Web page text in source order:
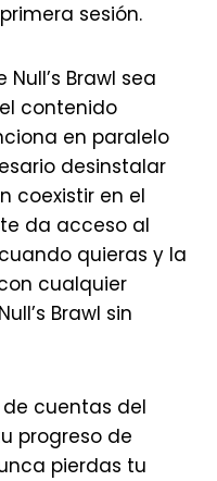
sesión.
Brawl sea
contenido
en paralelo
desinstalar
coexistir en el
da acceso al
quieras y la
cualquier
Brawl sin
de cuentas del
progreso de
pierdas tu